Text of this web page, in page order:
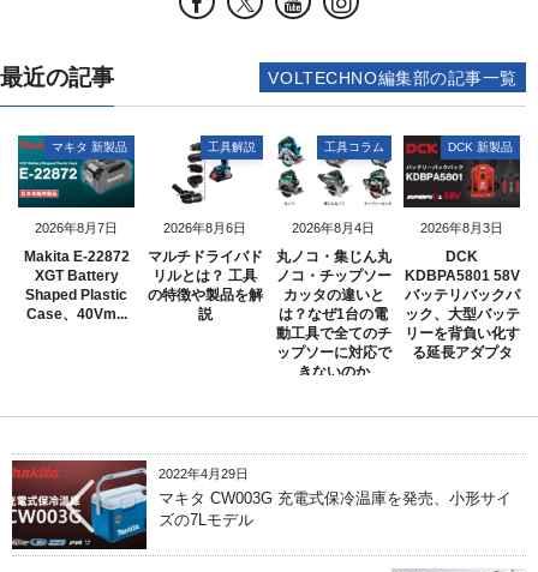
最近の記事
2026年8月7日
マキタ 新製品
Makita E-22872
XGT Battery
Shaped Plastic
Case、40Vm...
2026年8月6日
工具解説
マルチドライバド
リルとは？ 工具
の特徴や製品を解
説
2026年8月4日
工具コラム
丸ノコ・集じん丸
ノコ・チップソー
カッタの違いと
は？なぜ1台の電
動工具で全てのチ
ップソーに対応で
きないのか
2026年8月3日
DCK 新製品
DCK
KDBPA5801 58V
バッテリバックパ
ック、大型バッテ
リーを背負い化す
る延長アダプタ
VOLTECHNO編集部の記事一覧
2022年4月29日
マキタ CW003G 充電式保冷温庫を発売、小形サイ
ズの7Lモデル